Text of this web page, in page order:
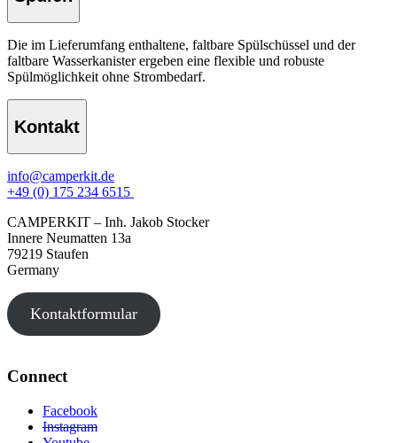
Die im Lieferumfang enthaltene, faltbare Spülschüssel und der
faltbare Wasserkanister ergeben eine flexible und robuste
Spülmöglichkeit ohne Strombedarf.
Kontakt
info@camperkit.de
+49 (0) 175 234 6515
CAMPERKIT – Inh. Jakob Stocker
Innere Neumatten 13a
79219 Staufen
Germany
Kontaktformular
Connect
Facebook
Instagram